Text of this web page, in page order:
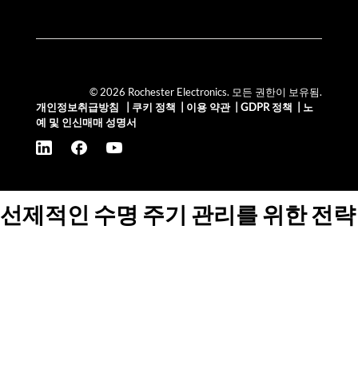
© 2026 Rochester Electronics. 모든 권한이 보유됨.
개인정보취급방침
쿠키 정책 이용 약관| GDPR 정책
노
예 및 인신매매 성명서
선제적인 수명 주기 관리를 위한 전략